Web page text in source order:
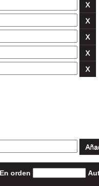
En orden